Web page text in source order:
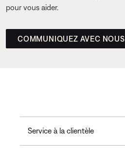
pour vous aider.
COMMUNIQUEZ AVEC NOUS
Service à la clientèle